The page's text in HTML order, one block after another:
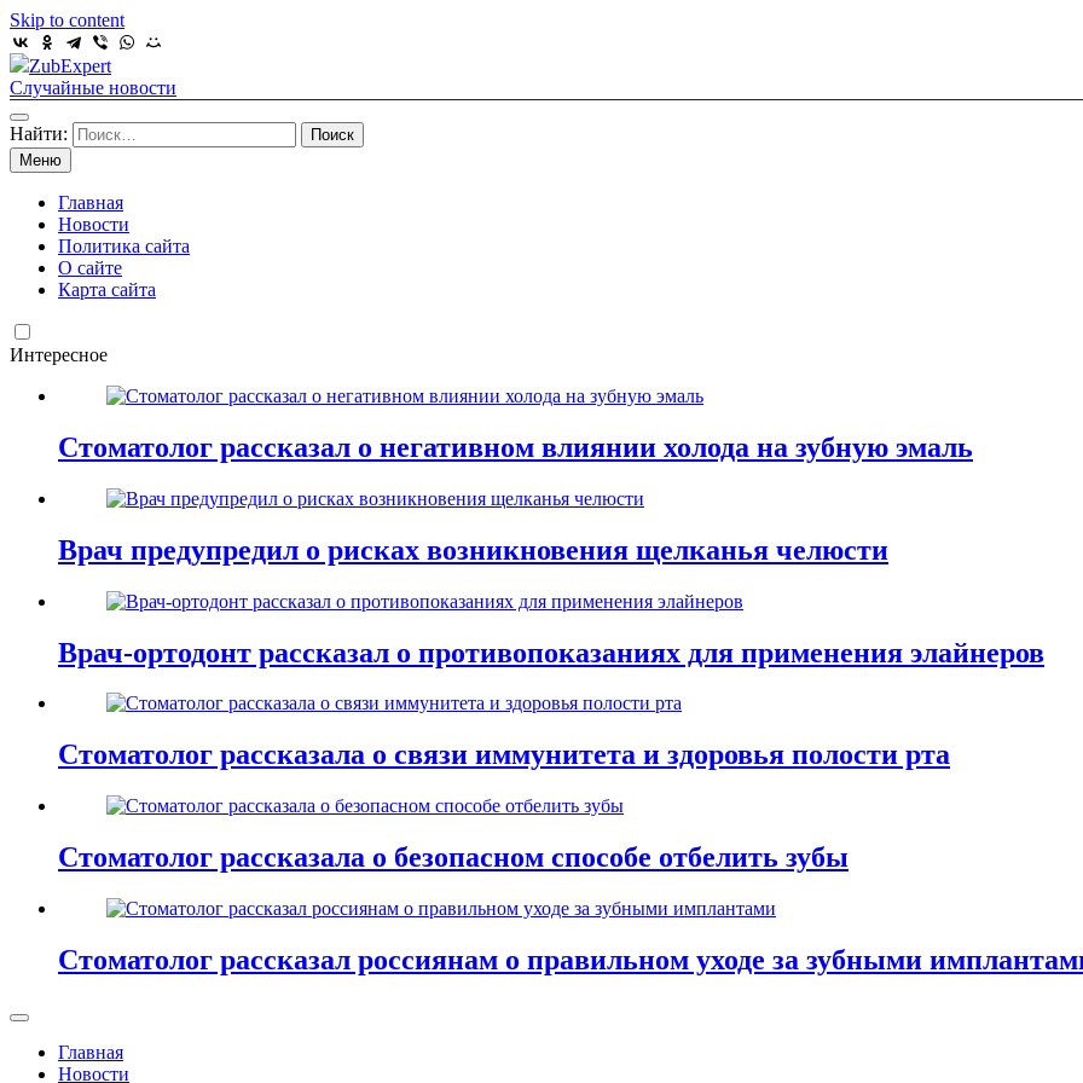
Skip to content
ZubExpert
Случайные новости
Найти:
Меню
Главная
Новости
Политика сайта
О сайте
Карта сайта
Интересное
Стоматолог рассказал о негативном влиянии холода на зубную эмаль
Врач предупредил о рисках возникновения щелканья челюсти
Врач-ортодонт рассказал о противопоказаниях для применения элайнеров
Стоматолог рассказала о связи иммунитета и здоровья полости рта
Стоматолог рассказала о безопасном способе отбелить зубы
Стоматолог рассказал россиянам о правильном уходе за зубными
Главная
Новости